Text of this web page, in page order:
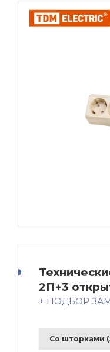
2П+3
+ ПОДБОР
Со шторками